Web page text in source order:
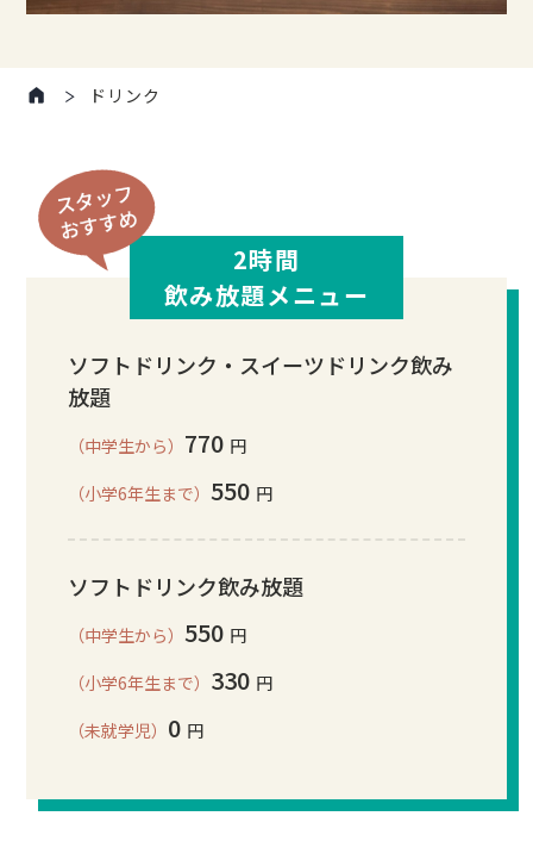
ドリンク
2時間
飲み放題メニュー
ソフトドリンク・スイーツドリンク飲み
放題
（中学生から） 770 円
（小学6年生まで） 550 円
ソフトドリンク飲み放題
（中学生から） 550 円
（小学6年生まで） 330 円
（未就学児） 0 円